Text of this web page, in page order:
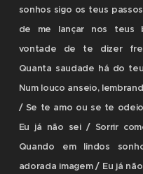
sonhos sigo os teus
de me lançar nos teus
vontade de te dizer
Quanta saudade há do
Num louco anseio,
/ Se te amo ou se te
Eu já não sei / Sorrir
Quando em lindos
adorada imagem / Eu já